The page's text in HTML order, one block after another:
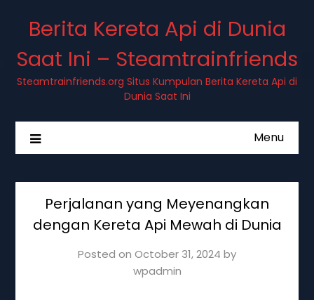
Berita Kereta Api di Dunia
Saat Ini – Steamtrainfriends
Steamtrainfriends.org Situs Kumpulan Berita Kereta Api di
Dunia Saat Ini
Menu
Perjalanan yang Meyenangkan
dengan Kereta Api Mewah di Dunia
Posted on October 31, 2024 by
wpadmin